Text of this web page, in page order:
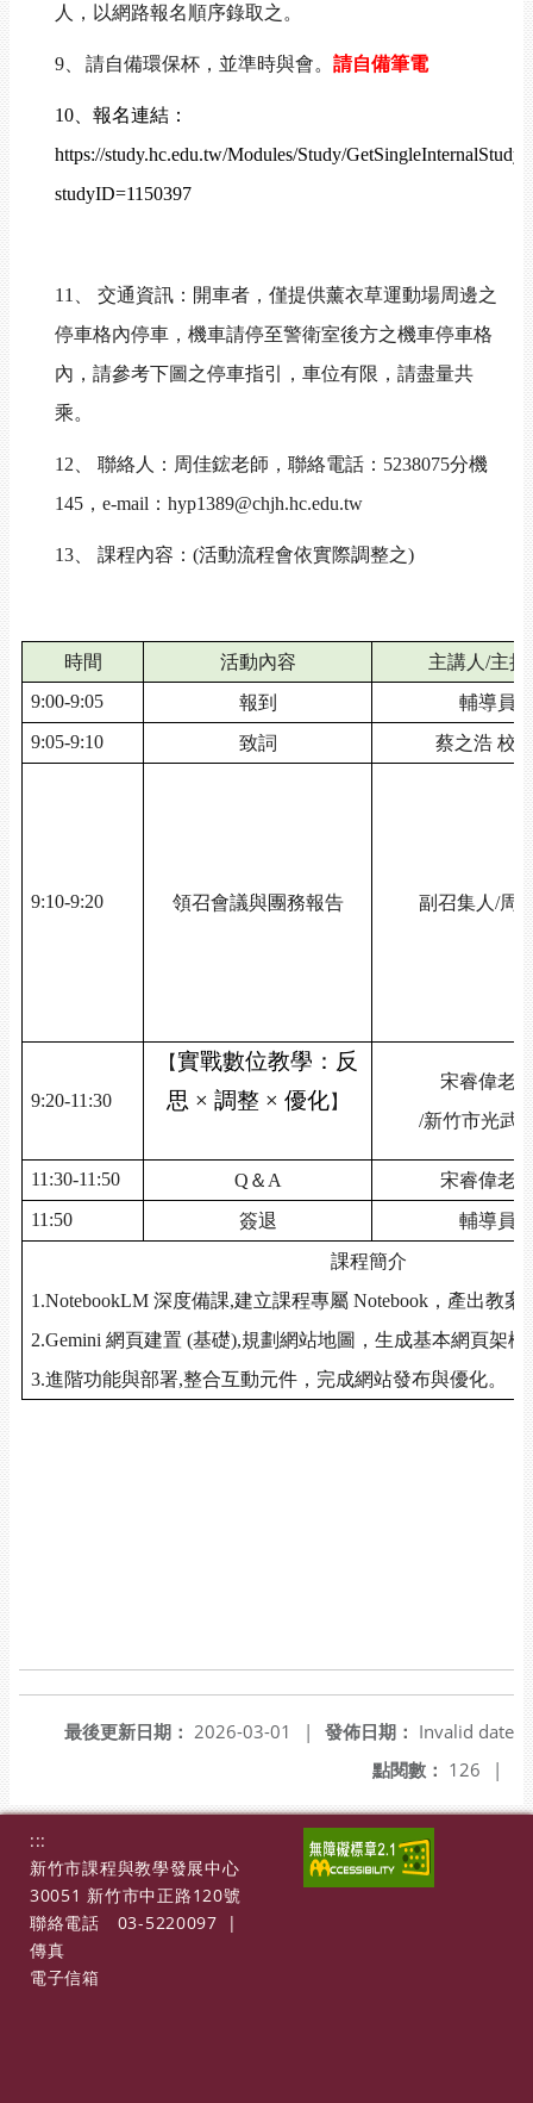
人，以網路報名順序錄取之。
9 請自備環保杯，並準時與會。請自備筆電
10 、報名連結：
https://study.hc.edu.tw/Modules/Study/
studyID=1150397
11
交通資訊：開車者，僅提供薰衣草運動場周邊之
停車格內停車，機車請停至警衛室後方之機車停車格
內 ，請參考下圖之停車指引 ，車位有限 ，請盡量共
乘。
12 聯絡人：周佳鋐老師，聯絡電話： 5238075分機
145 ，e-mail ：hyp1389@chjh.hc.edu.tw
13 課程內容：(活動流程會依實際調整之)
時間 活動內容 主講人 /主持
9:00-9:05
報到
輔導員
9:05-9:10
致詞 蔡之浩 校
9:10-9:20 領召會議與團務報告 副召集人 /周
9:20-11:30
【實戰數位教學：反
思 × 調整 × 優化】
宋睿偉老
/新竹市光武
11:30-11:50 Q ＆ A
宋睿偉老
11:50
簽退
輔導員
課程簡介
1.NotebookLM深度備課,建立課程專屬 Notebook ，產出教
2.Gemini網頁建置 (基礎),規劃網站地圖，生成基本網頁架構
3.進階功能與部署,整合互動元件，完成網站發布與優化。
發佈日期： Invalid date
最後更新日期： 2026-03-01
|
點閱數： 126 |
:::
新竹市課程與教學發展中心
30051 新竹市中正路120號
聯絡電話
03-5220097
|
傳真
電子信箱